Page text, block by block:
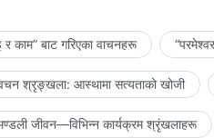
काम” बाट गरिएका वाचनहरू
श्रृङ्खला: आस्थामा सत्यताको खोजी
जीवन—विभिन्‍न कार्यक्रम श्रृंखलाहरू